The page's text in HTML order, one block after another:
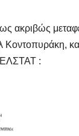
ακριβώς
Κοντοπυράκη,
ΕΛΣΤΑΤ :